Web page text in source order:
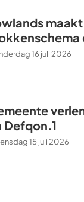
16 juli 2026
Defqon.1
15 juli 2026